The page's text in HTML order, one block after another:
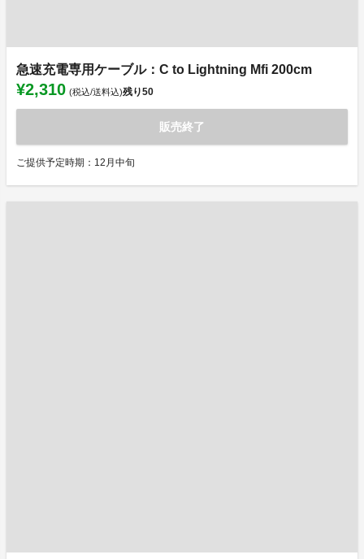
急速充電専用ケーブル：C to Lightning Mfi 200cm
¥2,310 (税込/送料込)残り50
販売終了
ご提供予定時期：12月中旬